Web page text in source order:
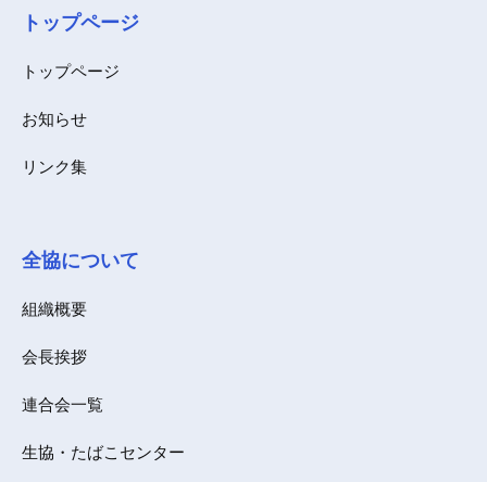
トップページ
トップページ
お知らせ
リンク集
全協について
組織概要
会長挨拶
連合会一覧
生協・たばこセンター